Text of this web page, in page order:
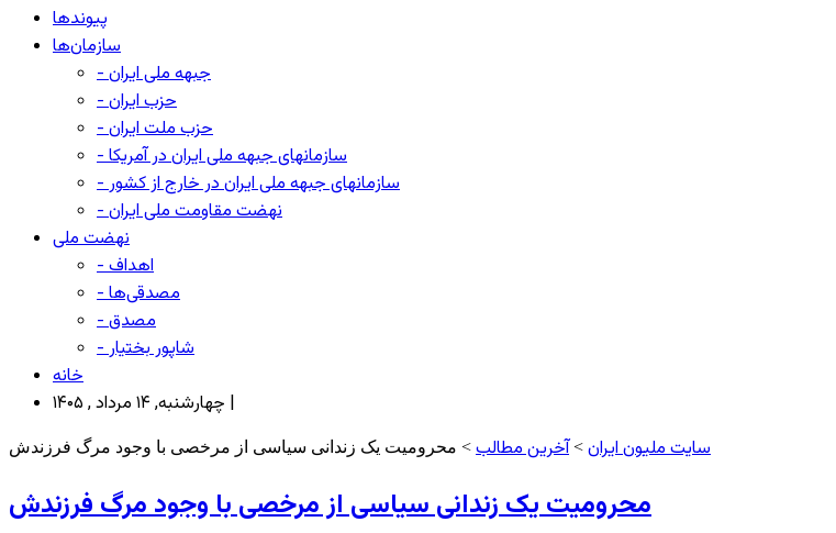
پیوندها
سازمان‌ها
- جبهه ملی ایران
- حزب ایران
- حزب ملت ایران
- سازمانهای جبهه ملی ایران در آمریکا
- سازمانهای جبهه ملی ایران در خارج از کشور
- نهضت مقاومت ملی ایران
نهضت ملی
- اهداف
- مصدقی‌ها
- مصدق
- شاپور بختیار
خانه
چهارشنبه, ۱۴ مرداد , ۱۴۰۵ |
سایت ملیون ایران >آخرین مطالب > محرومیت یک زندانی سیاسی از مرخصی با وجود مرگ فرزندش
محرومیت یک زندانی سیاسی از مرخصی با وجود مرگ فرزندش